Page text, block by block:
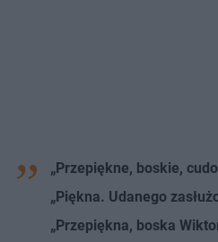
„Przepiękne, boskie,
„Piękna. Udanego
„Przepiękna, boska